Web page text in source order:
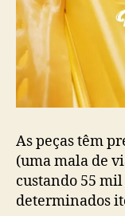
As peças têm
(uma mala de
custando 55
determinados